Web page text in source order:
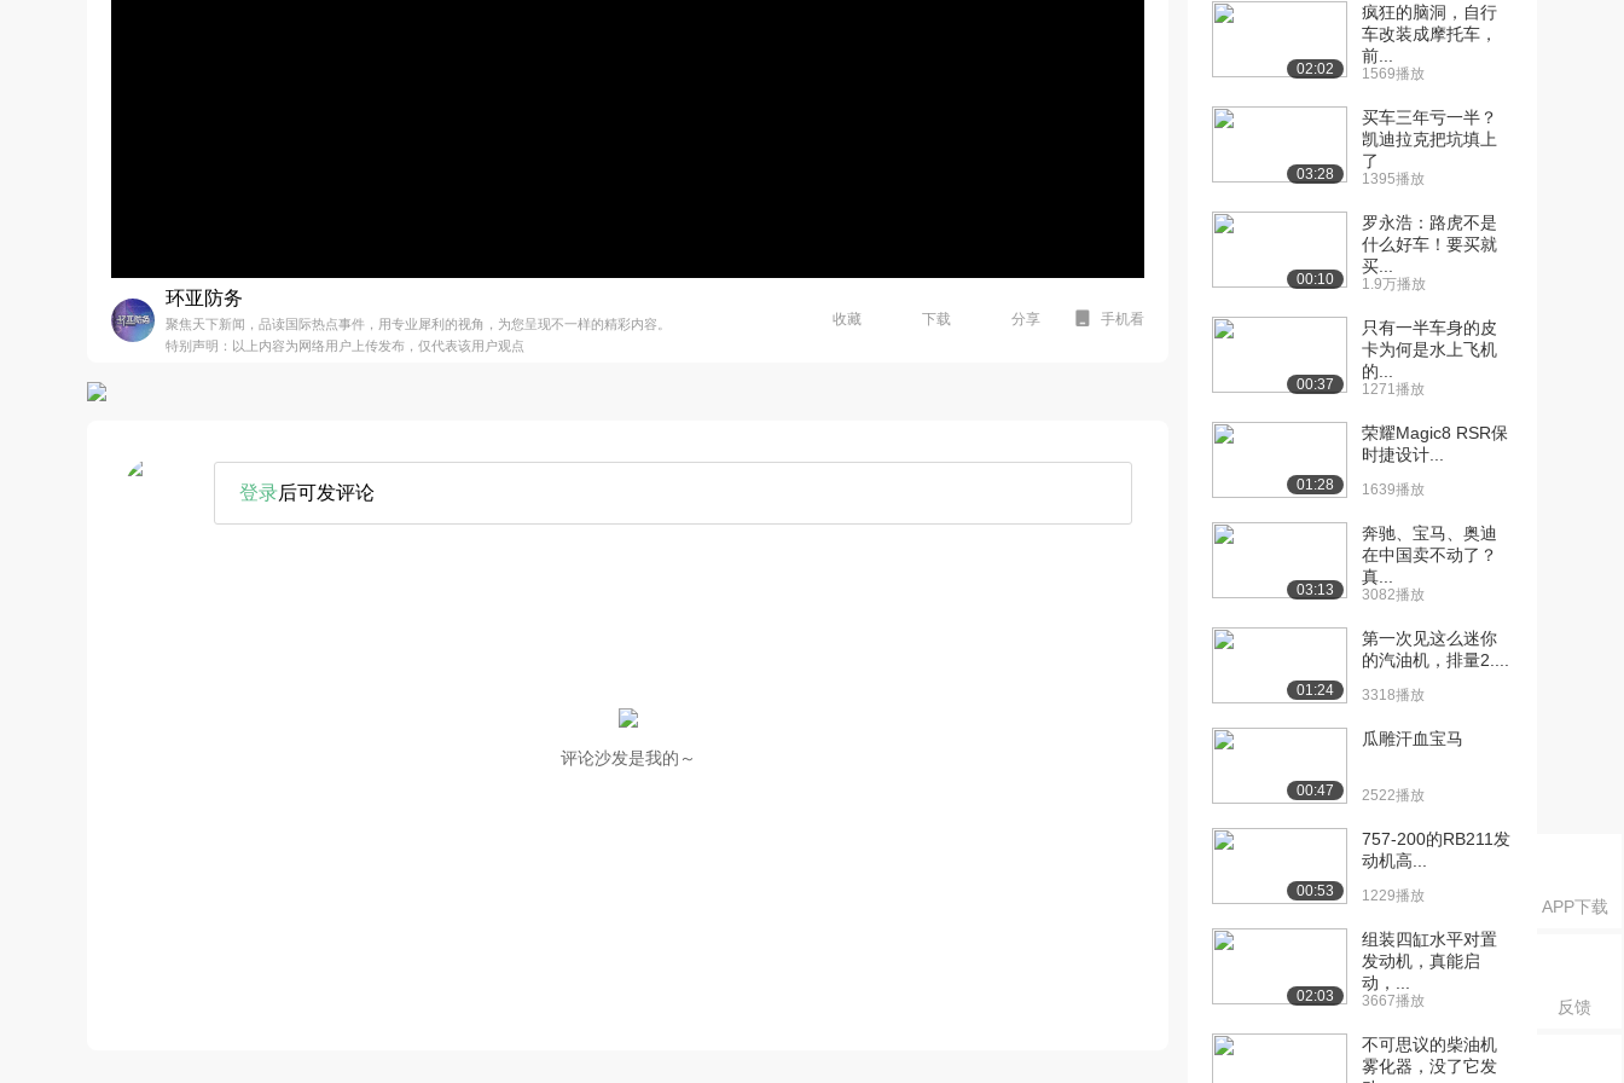
APP下载
反馈
环亚防务
聚焦天下新闻，品读国际热点事件，用专业犀利的视角，为您呈现不一样的精彩内容。
特别声明：以上内容为网络用户上传发布，仅代表该用户观点
收藏 下载 分享 手机看
登录后可发评论
评论沙发是我的～
02:02
疯狂的脑洞，自行
车改装成摩托车，
前...
1569播放
03:28
买车三年亏一半？
凯迪拉克把坑填上
了
1395播放
00:10
罗永浩：路虎不是
什么好车！要买就
买...
1.9万播放
00:37
只有一半车身的皮
卡为何是水上飞机
的...
1271播放
01:28
荣耀Magic8 RSR保
时捷设计...
1639播放
03:13
奔驰、宝马、奥迪
在中国卖不动了？
真...
3082播放
01:24
第一次见这么迷你
的汽油机，排量2....
3318播放
00:47
瓜雕汗血宝马
2522播放
00:53
757-200的RB211发
动机高...
1229播放
02:03
组装四缸水平对置
发动机，真能启
动，...
3667播放
不可思议的柴油机
雾化器，没了它发